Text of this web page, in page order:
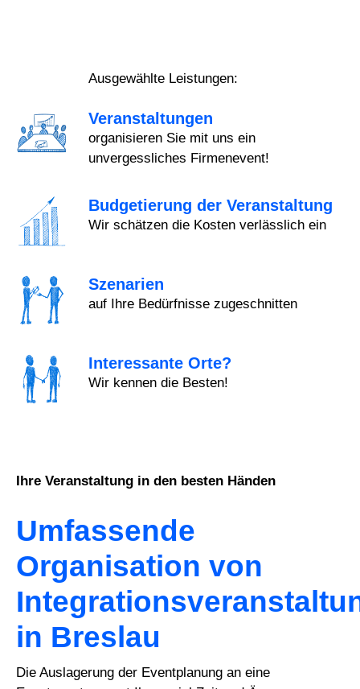
Ausgewählte Leistungen:
Veranstaltungen
organisieren Sie mit uns ein
unvergessliches Firmenevent!
Budgetierung der Veranstaltung
Wir schätzen die Kosten verlässlich ein
Szenarien
auf Ihre Bedürfnisse zugeschnitten
Interessante Orte?
Wir kennen die Besten!
Ihre Veranstaltung in den besten Händen
Umfassende
Organisation von
in Breslau
Die Auslagerung der Eventplanung an eine